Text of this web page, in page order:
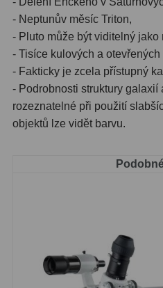
Primární zrcadla 9
Sekundární zrcadla6
Adaptéry k okulárovým
výtahům8
Pozorovací dalekohledy50
20
Dárkové
- Neptunův měsíc Triton,
- Pluto může být viditelný jako
- Tisíce kulových a
- Fakticky je zcela přístupný
- Podrobnosti struktury galaxií
rozeznatelné při použití
objektů lze vidět barvu.